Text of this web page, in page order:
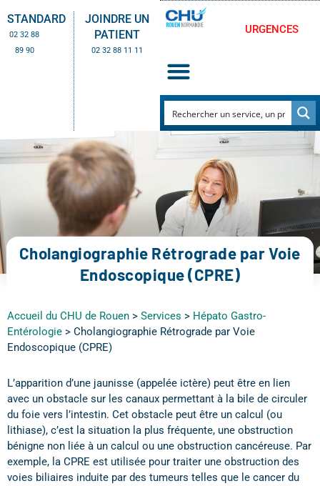
STANDARD
02 32 88
89 90
JOINDRE UN
PATIENT
02 32 88 11 11
URGENCES
Cholangiographie Rétrograde par Voie
Endoscopique (CPRE)
Accueil du CHU de Rouen > Services > Hépato Gastro-
Entérologie > Cholangiographie Rétrograde par Voie
Endoscopique (CPRE)
L’apparition d’une jaunisse (appelée ictère) peut être en lien
avec un obstacle sur les canaux permettant à la bile de circuler
du foie vers l’intestin. Cet obstacle peut être un calcul (ou
lithiase), c’est la situation la plus fréquente, une obstruction
bénigne non liée à un calcul ou une obstruction cancéreuse. Par
exemple, la CPRE est utilisée pour traiter une obstruction des
voies biliaires induite par des tumeurs telles que le cancer du